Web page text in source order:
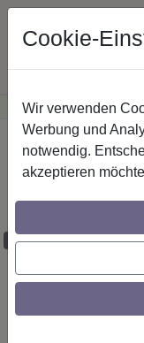
Günstige
Startseite
RR/IL-Stilg.
260 cm
Maßzuschnitt möglich
Cookie-
Wir verwenden
Werbung und
notwendig.
akzeptieren